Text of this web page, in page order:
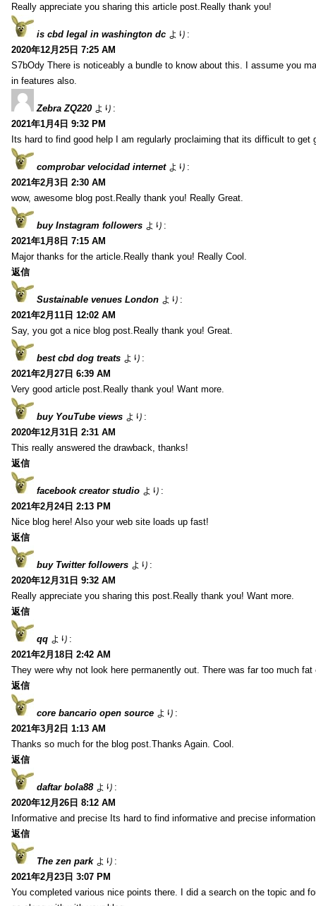
Really appreciate you sharing this article post.Really thank you!
is cbd legal in washington dc より:
2020年12月25日 7:25 AM
S7bOdy There is noticeably a bundle to know about this. I assume you
in features also.
Zebra ZQ220 より:
2021年1月4日 9:32 PM
Its hard to find good help I am regularly proclaiming that its difficult to get
comprobar velocidad internet より:
2021年2月3日 2:30 AM
wow, awesome blog post.Really thank you! Really Great.
buy Instagram followers より:
2021年1月8日 7:15 AM
Major thanks for the article.Really thank you! Really Cool.
返信
Sustainable venues London より:
2021年2月11日 12:02 AM
Say, you got a nice blog post.Really thank you! Great.
best cbd dog treats より:
2021年2月27日 6:39 AM
Very good article post.Really thank you! Want more.
buy YouTube views より:
2020年12月31日 2:31 AM
This really answered the drawback, thanks!
返信
facebook creator studio より:
2021年2月24日 2:13 PM
Nice blog here! Also your web site loads up fast!
返信
buy Twitter followers より:
2020年12月31日 9:32 AM
Really appreciate you sharing this post.Really thank you! Want more.
返信
qq より:
2021年2月18日 2:42 AM
They were why not look here permanently out. There was far too much fat
返信
core bancario open source より:
2021年3月2日 1:13 AM
Thanks so much for the blog post.Thanks Again. Cool.
返信
daftar bola88 より:
2020年12月26日 8:12 AM
Informative and precise Its hard to find informative and precise
返信
The zen park より:
2021年2月23日 3:07 PM
You completed various nice points there. I did a search on the topic and